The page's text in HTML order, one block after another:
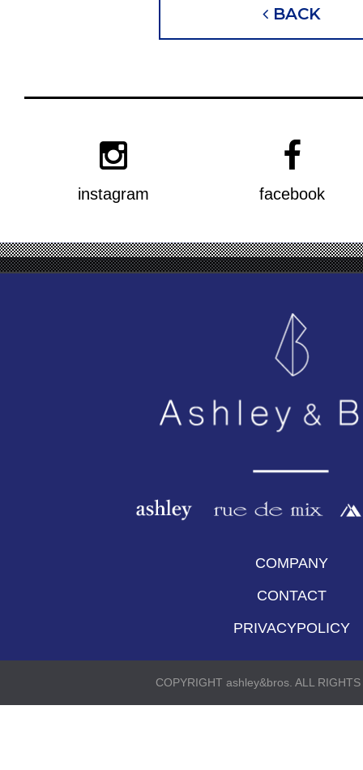
BACK
instagram facebook
COMPANY
CONTACT
PRIVACYPOLICY
COPYRIGHT ashley&bros. ALL